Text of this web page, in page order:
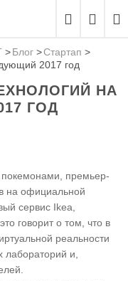
Блог
Стартап
2017 год
НА
ГОД
премьер-
на официальной
сервис Ikea,
говорит о том, что в
реальности
лабораторий и,